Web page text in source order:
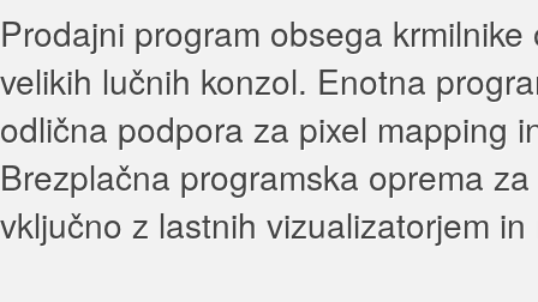
Prodajni program obsega
velikih lučnih konzol. Enotna
odlična podpora za pixel mapping
Brezplačna programska oprema
vključno z lastnih vizualizatorjem